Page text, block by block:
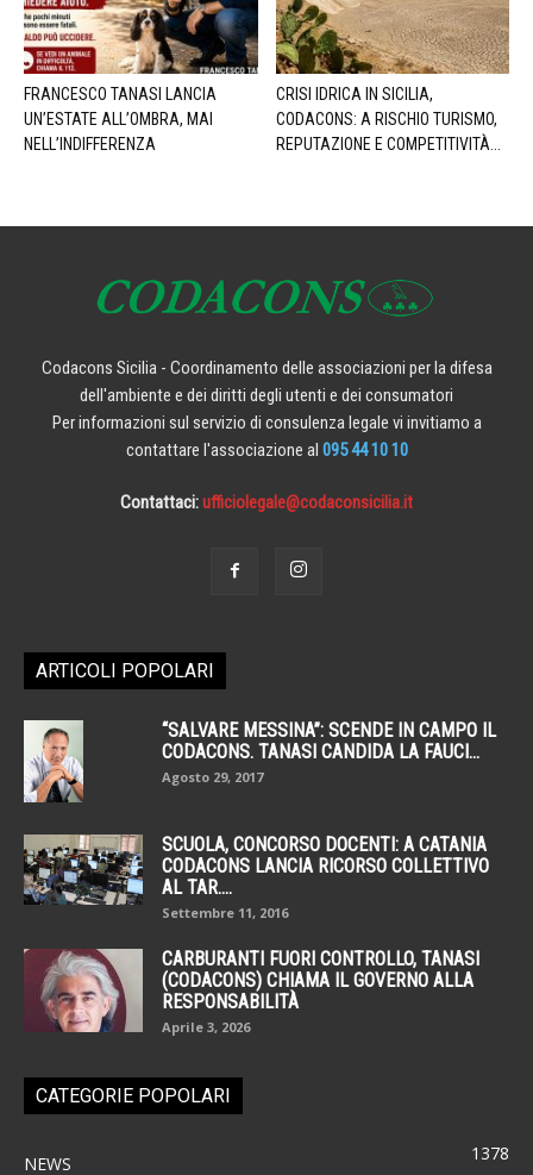
FRANCESCO TANASI LANCIA
UN’ESTATE ALL’OMBRA, MAI
NELL’INDIFFERENZA
CRISI IDRICA IN SICILIA,
CODACONS: A RISCHIO TURISMO,
REPUTAZIONE E COMPETITIVITÀ...
Codacons Sicilia - Coordinamento delle associazioni per la difesa
dell'ambiente e dei diritti degli utenti e dei consumatori
Per informazioni sul servizio di consulenza legale vi invitiamo a
contattare l'associazione al 095 44 10 10
Contattaci:ufficiolegale@codaconsicilia.it
ARTICOLI POPOLARI
“SALVARE MESSINA”: SCENDE IN CAMPO IL
CODACONS. TANASI CANDIDA LA FAUCI...
Agosto 29, 2017
SCUOLA, CONCORSO DOCENTI: A CATANIA
CODACONS LANCIA RICORSO COLLETTIVO
AL TAR....
Settembre 11, 2016
CARBURANTI FUORI CONTROLLO, TANASI
(CODACONS) CHIAMA IL GOVERNO ALLA
RESPONSABILITÀ
Aprile 3, 2026
CATEGORIE POPOLARI
NEWS 1378